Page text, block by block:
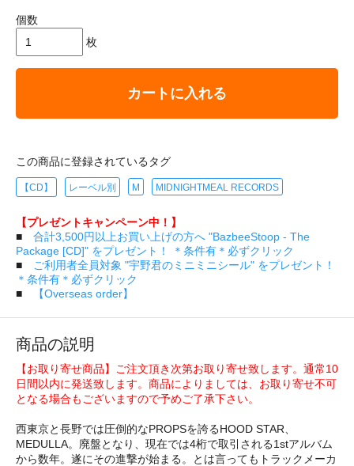
個数
枚
カートに入れる
この商品に登録されているタグ
【CD】 レーベル別 M MIDNIGHTMEAL RECORDS
【プレゼントキャンペーン中！】
■ 合計3,500円以上お買い上げの方へ "BazbeeStoop - The
Package [CD]" をプレゼント！ ＊条件有＊必ずクリック
■
ご利用者全員対象 "宇野君のミニミニシール" をプレゼント！
＊条件有＊必ずクリック
■
【Overseas order】
商品の説明
【お取り寄せ商品】ご注文頂き次第お取り寄せ致します。通常10
日間以内に発送致します。商品によりましては、お取り寄せ不可
となる場合もございますので予めご了承下さい。
西東京と長野では圧倒的なPROPSを誇るHOOD STAR、
MEDULLA。廃盤となり、現在では4桁で取引される1stアルバム
から数年。遂にその進撃が始まる。とは言ってもトラックメーカ